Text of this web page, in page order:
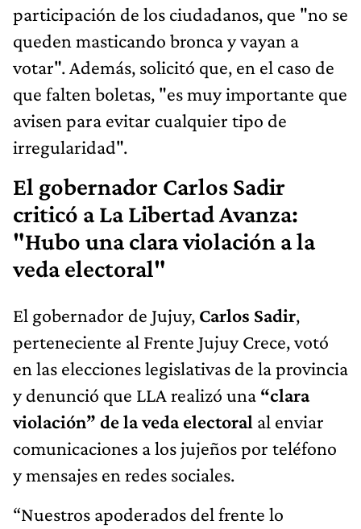
participación de los ciudadanos, que "no se
queden masticando bronca y vayan a
votar". Además, solicitó que, en el caso de
que falten boletas, "es muy importante que
avisen para evitar cualquier tipo de
irregularidad".
El gobernador Carlos Sadir
criticó a La Libertad Avanza:
"Hubo una clara violación a la
veda electoral"
El gobernador de Jujuy, Carlos Sadir,
perteneciente al Frente Jujuy Crece, votó
en las elecciones legislativas de la provincia
y denunció que LLA realizó una “clara
violación” de la veda electoral al enviar
comunicaciones a los jujeños por teléfono
y mensajes en redes sociales.
“Nuestros apoderados del frente lo